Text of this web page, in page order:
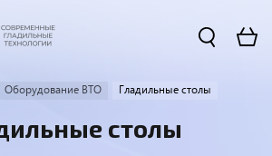
Оборудование ВТО Гладильные столы
столы